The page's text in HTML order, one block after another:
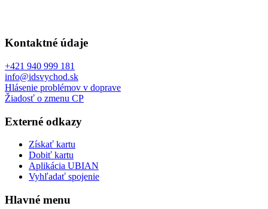
Kontaktné údaje
+421 940 999 181
info@idsvychod.sk
Hlásenie problémov v doprave
Žiadosť o zmenu CP
Externé odkazy
Získať kartu
Dobiť kartu
Aplikácia UBIAN
Vyhľadať spojenie
Hlavné menu